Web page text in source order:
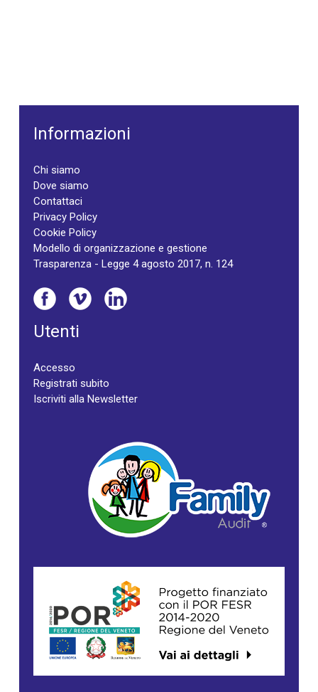
Informazioni
Chi siamo
Dove siamo
Contattaci
Privacy Policy
Cookie Policy
Modello di organizzazione e gestione
Trasparenza - Legge 4 agosto 2017, n. 124
Utenti
Accesso
Registrati subito
Iscriviti alla Newsletter